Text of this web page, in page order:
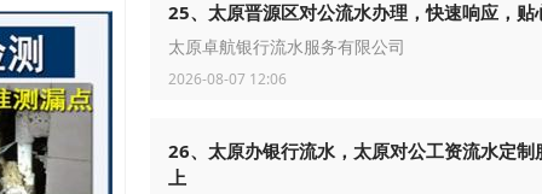
25、太原晋源区对公流水办理，快速响应，贴
太原卓航银行流水服务有限公司
2026-08-07 12:06
26、太原办银行流水，太原对公工资流水定制
上